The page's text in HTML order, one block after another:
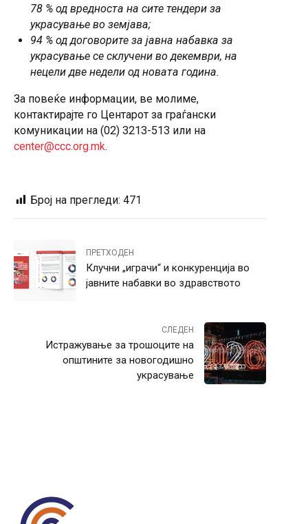
78 % од вредноста на сите тендери за
украсување во земјава;
94 % од договорите за јавна набавка за
украсување се склучени во декември, на
нецели две недели од новата година.
За повеќе информации, ве молиме,
контактирајте го Центарот за граѓански
комуникации на (02) 3213-513 или на
center@ccc.org.mk.
Број на прегледи: 471
ПРЕТХОДЕН
Клучни „играчи“ и конкуренција во
јавните набавки во здравството
СЛЕДЕН
Истражување за трошоците на
општините за новогодишно
украсување